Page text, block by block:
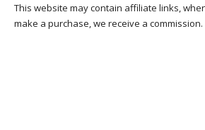
This website may contain affiliate links,
make a purchase, we receive a commission.